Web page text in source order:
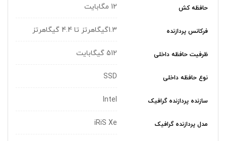
حافظه کش 12 مگابایت
فرکانس پردازنده 1.3گیگاهرتز تا 4.4 گیگاهرتز
ظرفیت حافظه داخلی 512 گیگابایت
نوع حافظه داخلی SSD
سازنده پردازنده گرافیک Intel
مدل پردازنده گرافیک iRiS Xe